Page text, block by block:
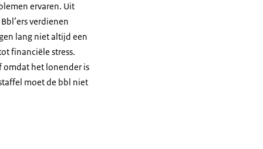
ervaren. Uit
verdienen
lang niet altijd een
financiële stress.
omdat het lonender is
moet de bbl niet